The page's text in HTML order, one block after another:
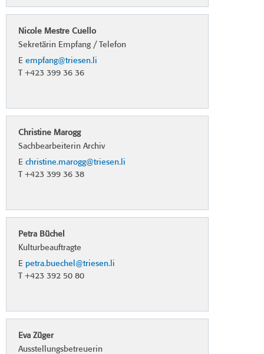
Nicole Mestre Cuello
Sekretärin Empfang / Telefon
E empfang@triesen.li
T +423 399 36 36
Christine Marogg
Sachbearbeiterin Archiv
E christine.marogg@triesen.li
T +423 399 36 38
Petra Büchel
Kulturbeauftragte
E petra.buechel@triesen.li
T +423 392 50 80
Eva Züger
Ausstellungsbetreuerin